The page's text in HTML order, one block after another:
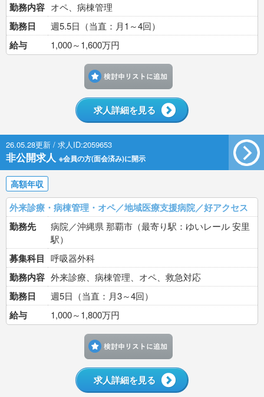
勤務内容 オペ、病棟管理
勤務日 週5.5日（当直：月1～4回）
給与 1,000～1,600万円
求人詳細を見る
26.05.28更新 / 求人ID:2059653
非公開求人 ※会員の方(面会済み)に開示
高額年収
外来診療・病棟管理・オペ／地域医療支援病院／好アクセス
勤務先
病院／沖縄県 那覇市（最寄り駅：ゆいレール 安里
駅）
募集科目 呼吸器外科
勤務内容 外来診療、病棟管理、オペ、救急対応
勤務日 週5日（当直：月3～4回）
給与 1,000～1,800万円
求人詳細を見る